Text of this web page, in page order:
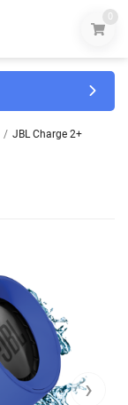
0
/ JBL Charge 2+
›